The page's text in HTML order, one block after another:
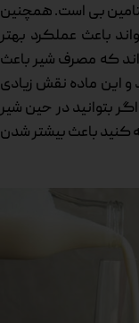
بی است. همچنین
باعث عملکرد بهتر
که مصرف شیر باعث
و این ماده نقش زیادی
بتوانید در حین شیر
کنید باعث بیشتر شدن